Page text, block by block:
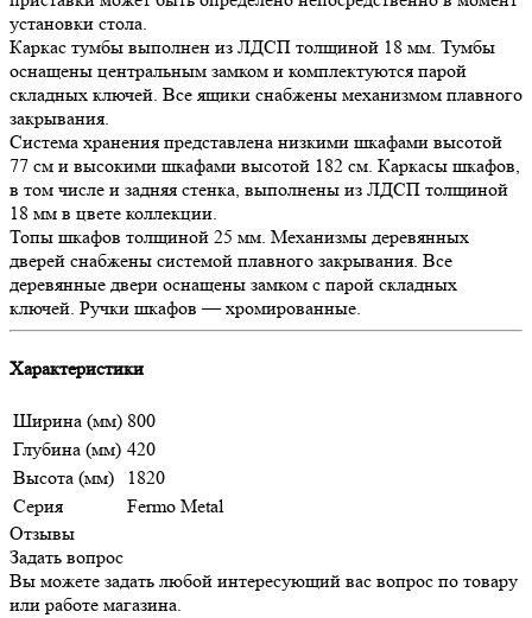
установки стола.
Каркас тумбы выполнен из ЛДСП толщиной 18 мм. Тумбы
оснащены центральным замком и комплектуются парой
складных ключей. Все ящики снабжены механизмом плавного
закрывания.
Система хранения представлена низкими шкафами высотой
77 см и высокими шкафами высотой 182 см. Каркасы шкафов,
в том числе и задняя стенка, выполнены из ЛДСП толщиной
18 мм в цвете коллекции.
Топы шкафов толщиной 25 мм. Механизмы деревянных
дверей снабжены системой плавного закрывания. Все
деревянные двери оснащены замком с парой складных
ключей. Ручки шкафов — хромированные.
Характеристики
Ширина (мм) 800
Глубина (мм) 420
Высота (мм)
1820
Серия
Fermo Metal
Отзывы
Задать вопрос
Вы можете задать любой интересующий вас вопрос по товару
или работе магазина.